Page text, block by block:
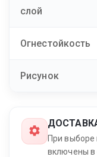
слой
Огнестойкость
Рисунок
При выборе
включены в